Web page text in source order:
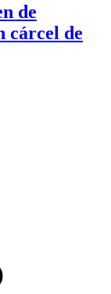
de
cárcel de